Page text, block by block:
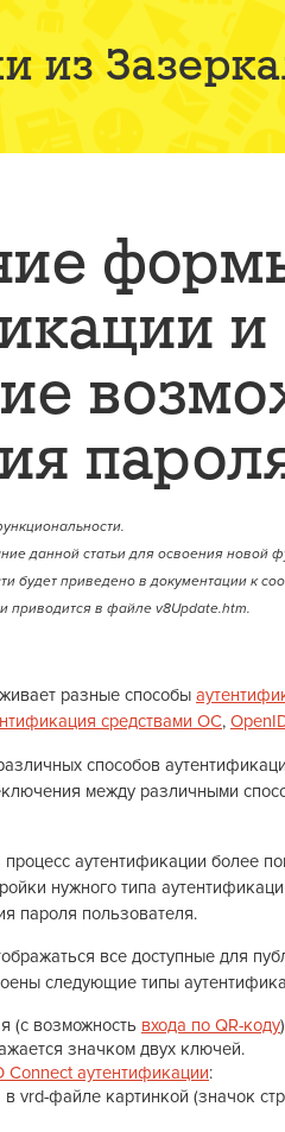
из
и
данной статьи для освоения новой
будет приведено в документации к
приводится в файле v8Update.htm.
разные способы
средствами ОС,
способов
между различными
аутентификации более
нужного типа
пароля пользователя.
все доступные для
следующие типы
(с возможность входа по QR-коду
значком двух ключей.
Connect аутентификации:
vrd-файле картинкой (значок